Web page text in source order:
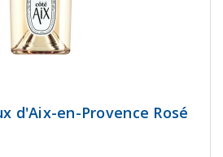
d'Aix-en-Provence Rosé